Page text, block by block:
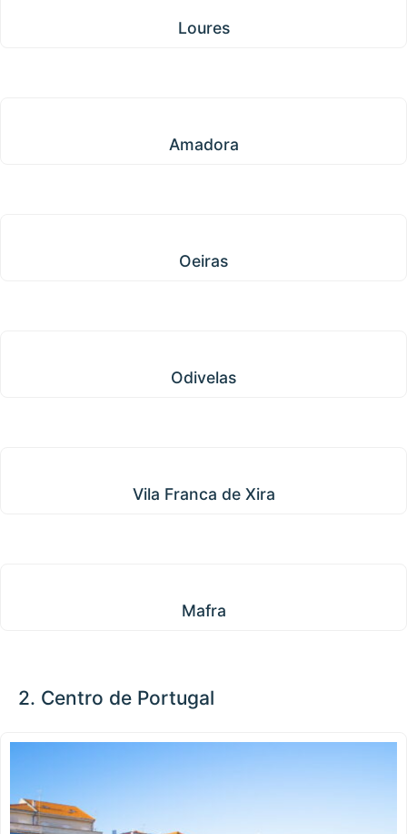
Loures
Amadora
Oeiras
Odivelas
Vila Franca de Xira
Mafra
2. Centro de Portugal